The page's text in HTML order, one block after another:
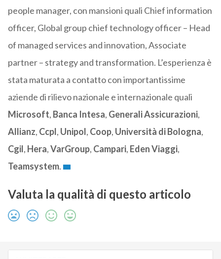
people manager, con mansioni quali Chief information
officer, Global group chief technology officer – Head
of managed services and innovation, Associate
partner – strategy and transformation. L’esperienza è
stata maturata a contatto con importantissime
aziende di rilievo nazionale e internazionale quali
Microsoft, Banca Intesa, Generali Assicurazioni,
Allianz, Ccpl, Unipol, Coop, Università di Bologna,
Cgil, Hera,VarGroup, Campari, Eden Viaggi,
Teamsystem.
Valuta la qualità di questo articolo